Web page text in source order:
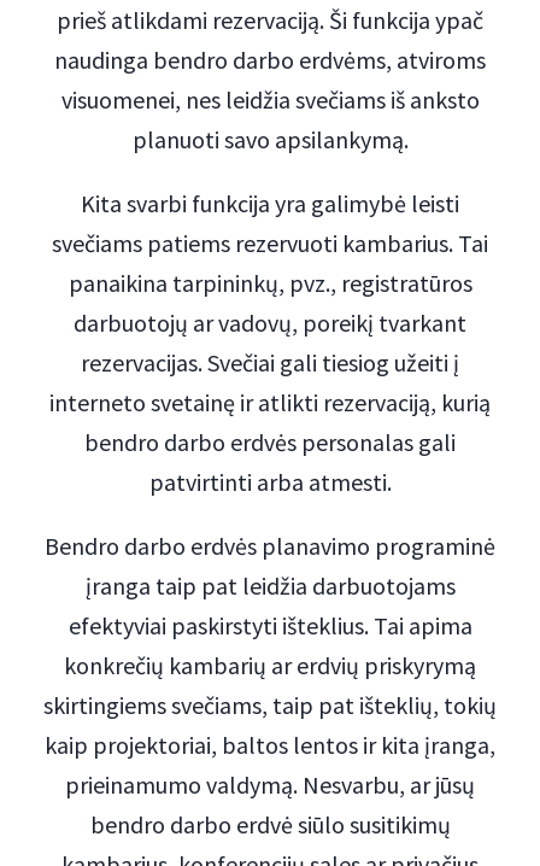
prieš atlikdami rezervaciją. Ši funkcija ypač
naudinga bendro darbo erdvėms, atviroms
visuomenei, nes leidžia svečiams iš anksto
planuoti savo apsilankymą.
Kita svarbi funkcija yra galimybė leisti
svečiams patiems rezervuoti kambarius. Tai
panaikina tarpininkų, pvz., registratūros
darbuotojų ar vadovų, poreikį tvarkant
rezervacijas. Svečiai gali tiesiog užeiti į
interneto svetainę ir atlikti rezervaciją, kurią
bendro darbo erdvės personalas gali
patvirtinti arba atmesti.
Bendro darbo erdvės planavimo programinė
įranga taip pat leidžia darbuotojams
efektyviai paskirstyti išteklius. Tai apima
konkrečių kambarių ar erdvių priskyrymą
skirtingiems svečiams, taip pat išteklių, tokių
kaip projektoriai, baltos lentos ir kita įranga,
prieinamumo valdymą. Nesvarbu, ar jūsų
bendro darbo erdvė siūlo susitikimų